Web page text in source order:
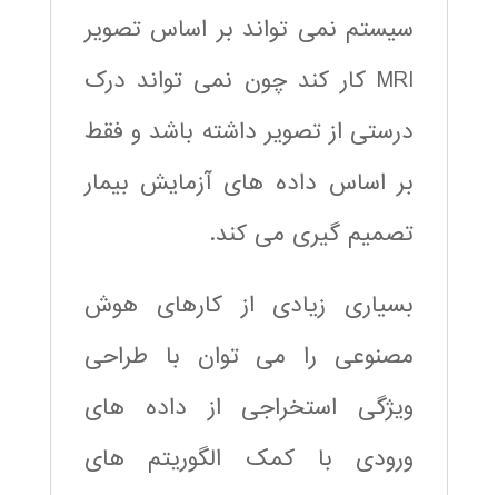
سیستم نمی تواند بر اساس تصویر
MRI کار کند چون نمی تواند درک
درستی از تصویر داشته باشد و فقط
بر اساس داده های آزمایش بیمار
تصمیم گیری می کند.
بسیاری زیادی از کارهای هوش
مصنوعی را می توان با طراحی
ویژگی استخراجی از داده های
ورودی با کمک الگوریتم های